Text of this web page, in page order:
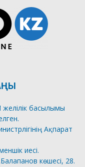
басылымы
Ақпарат
иесі.
көшесі, 28.